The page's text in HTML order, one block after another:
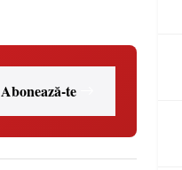
Abonează-te